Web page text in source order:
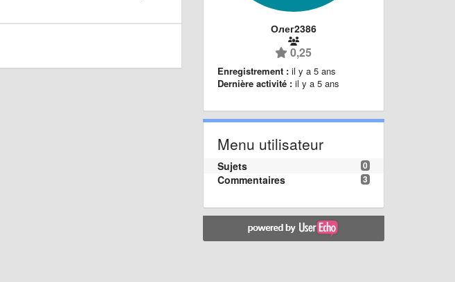
Олег2386
0,25
Enregistrement : il y a 5 ans
Dernière activité : il y a 5 ans
Menu utilisateur
0
Sujets
3
Commentaires